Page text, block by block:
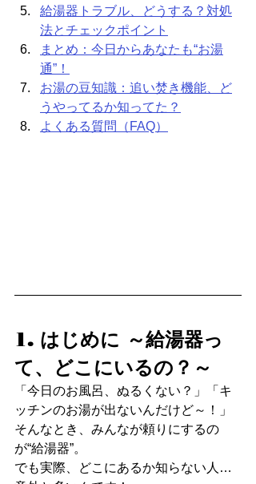
給湯器トラブル、どうする？対処
法とチェックポイント
まとめ：今日からあなたも“お湯
通”！
お湯の豆知識：追い焚き機能、ど
うやってるか知ってた？
よくある質問（FAQ）
1. はじめに ～給湯器っ
て、どこにいるの？～
「今日のお風呂、ぬるくない？」「キ
ッチンのお湯が出ないんだけど～！」
そんなとき、みんなが頼りにするの
が“給湯器”。
でも実際、どこにあるか知らない人…